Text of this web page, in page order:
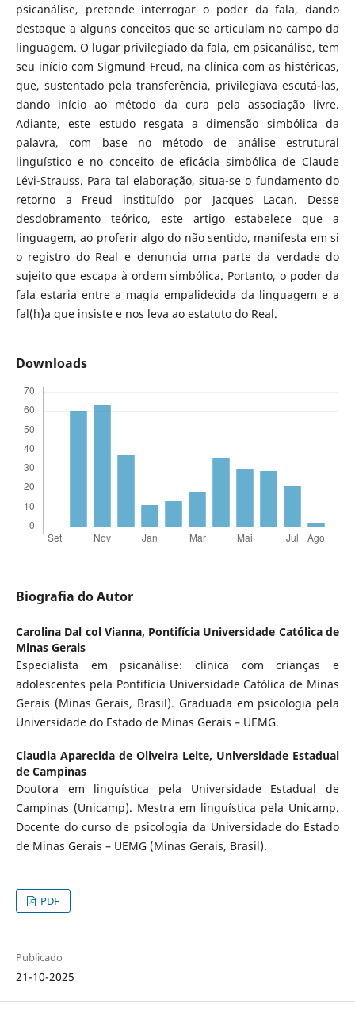
psicanálise, pretende interrogar o poder da fala, dando
destaque a alguns conceitos que se articulam no campo da
linguagem. O lugar privilegiado da fala, em psicanálise, tem
seu início com Sigmund Freud, na clínica com as histéricas,
que, sustentado pela transferência, privilegiava escutá-las,
dando início ao método da cura pela associação livre.
Adiante, este estudo resgata a dimensão simbólica da
palavra, com base no método de análise estrutural
linguístico e no conceito de eficácia simbólica de Claude
Lévi-Strauss. Para tal elaboração, situa-se o fundamento do
retorno a Freud instituído por Jacques Lacan. Desse
desdobramento teórico, este artigo estabelece que a
linguagem, ao proferir algo do não sentido, manifesta em si
o registro do Real e denuncia uma parte da verdade do
sujeito que escapa à ordem simbólica. Portanto, o poder da
fala estaria entre a magia empalidecida da linguagem e a
fal(h)a que insiste e nos leva ao estatuto do Real.
Downloads
Biografia do Autor
Carolina Dal col Vianna, Pontifícia Universidade Católica de
Minas Gerais
Especialista em psicanálise: clínica com crianças e
adolescentes pela Pontifícia Universidade Católica de Minas
Gerais (Minas Gerais, Brasil). Graduada em psicologia pela
Universidade do Estado de Minas Gerais – UEMG.
Claudia Aparecida de Oliveira Leite, Universidade Estadual
de Campinas
Doutora em linguística pela Universidade Estadual de
Campinas (Unicamp). Mestra em linguística pela Unicamp.
Docente do curso de psicologia da Universidade do Estado
de Minas Gerais – UEMG (Minas Gerais, Brasil).
PDF
Publicado
21-10-2025